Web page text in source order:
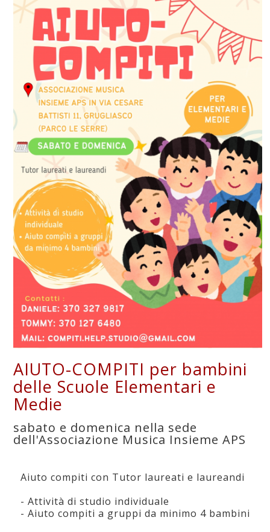
AIUTO-COMPITI per bambini
delle Scuole Elementari e
Medie
sabato e domenica nella sede
dell'Associazione Musica Insieme APS
Aiuto compiti con Tutor laureati e laureandi
- Attività di studio individuale
- Aiuto compiti a gruppi da minimo 4 bambini